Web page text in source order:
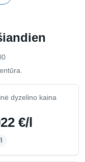
dyzelino kaina
€/l